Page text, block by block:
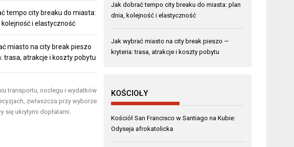
tempo city breaku do miasta:
kolejność i elastyczność
miasto na city break pieszo
trasa, atrakcje i koszty pobytu
transportu, noclegu i wydatków
zwłaszcza przy wyborze
się ukrytymi dopłatami.
Jak dobrać tempo city breaku do miasta: plan
dnia, kolejność i elastyczność
Jak wybrać miasto na city break pieszo —
kryteria: trasa, atrakcje i koszty pobytu
KOŚCIOŁY
Kościół San Francisco w Santiago na Kubie:
Odyseja afrokatolicka